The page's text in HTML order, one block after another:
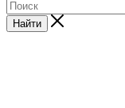
Найти